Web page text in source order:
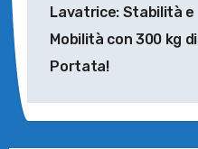
Lavatrice: Stabilità e
Mobilità con 300 kg di
Portata!